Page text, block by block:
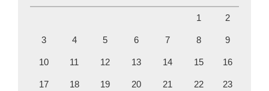
1 2
3 4 5 6 7 8 9
10 11 12 13 14 15 16
17 18 19 20 21 22 23